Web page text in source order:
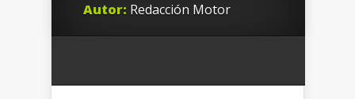
Autor: Redacción Motor